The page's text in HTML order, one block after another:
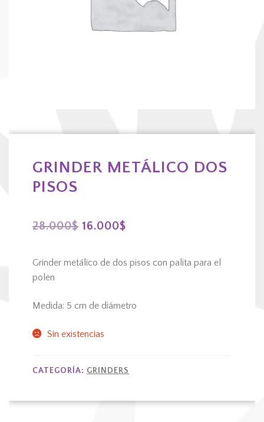
GRINDER METÁLICO DOS
PISOS
28.000$ El
original
28.000$.
16.000$
actual
16.000$.
Grinder metálico de dos pisos con palita para el
polen
Medida: 5 cm de diámetro
Sin existencias
CATEGORÍA: GRINDERS